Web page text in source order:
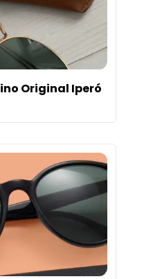
Original Iperó